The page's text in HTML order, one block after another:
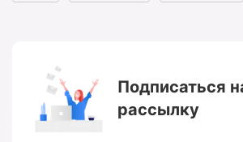
Подписаться
рассылку